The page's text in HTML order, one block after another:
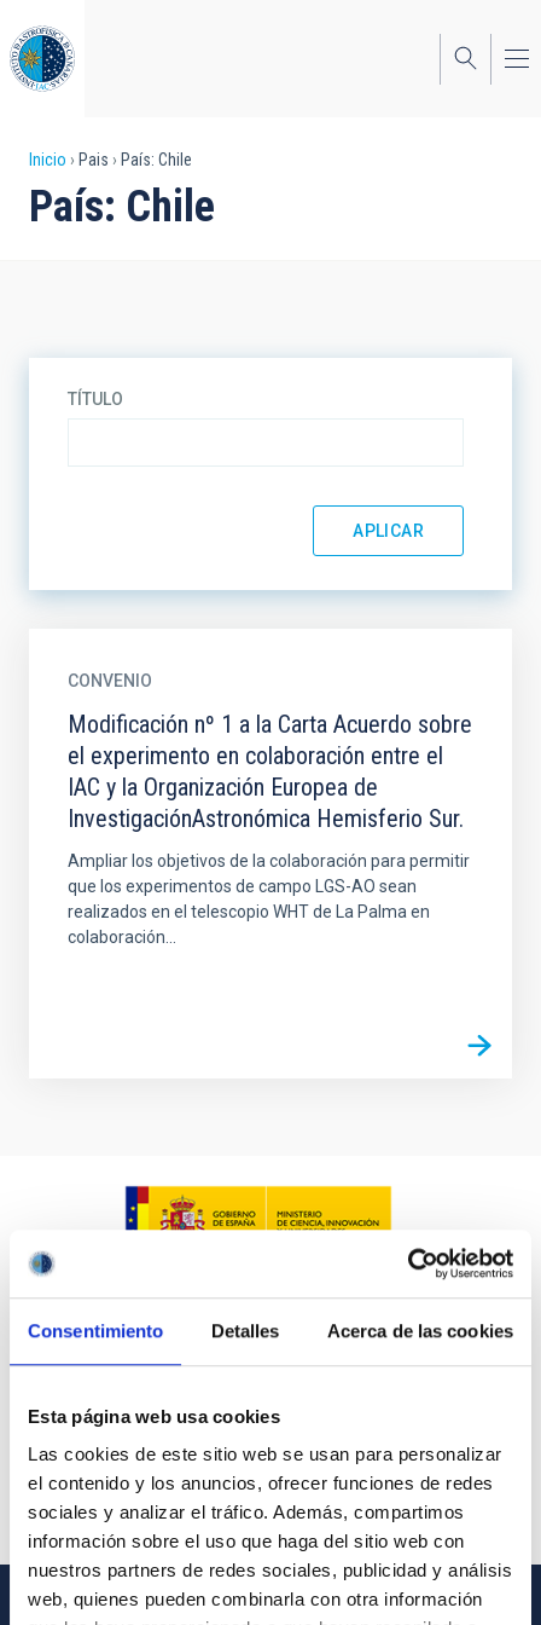
Consentimiento Detalles Acerca de las cookies
Esta página web usa cookies
Las cookies de este sitio web se usan para personalizar
el contenido y los anuncios, ofrecer funciones de redes
sociales y analizar el tráfico. Además, compartimos
información sobre el uso que haga del sitio web con
nuestros partners de redes sociales, publicidad y análisis
web, quienes pueden combinarla con otra información
al
contenido
principal
Sobrescribir
enlaces
navegación
Inicio Pais País: Chile
País: Chile
TÍTULO
CONVENIO
Modificación nº 1 a la Carta Acuerdo sobre
el experimento en colaboración entre el
IAC y la Organización Europea de
InvestigaciónAstronómica Hemisferio Sur.
Ampliar los objetivos de la colaboración para permitir
que los experimentos de campo LGS-AO sean
realizados en el telescopio WHT de La Palma en
colaboración...